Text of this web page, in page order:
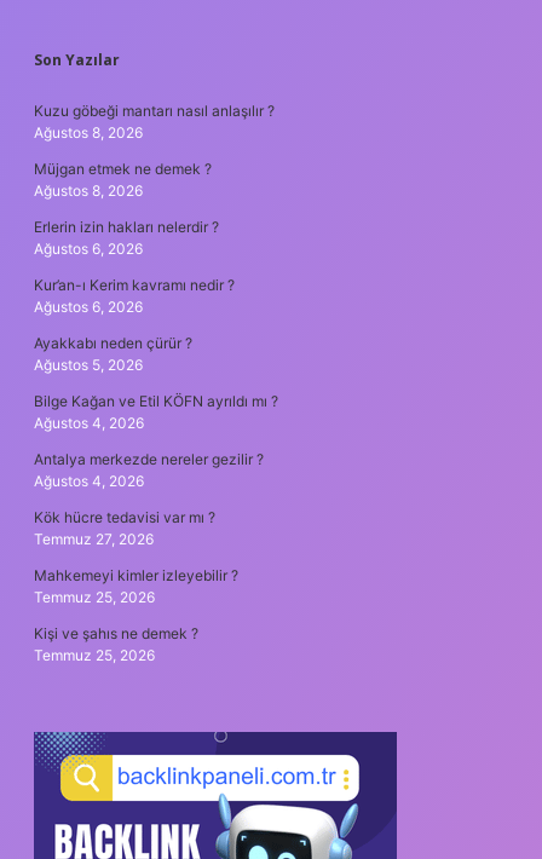
SIDEBAR
Son Yazılar
Kuzu göbeği mantarı nasıl anlaşılır ?
Ağustos 8, 2026
Müjgan etmek ne demek ?
Ağustos 8, 2026
Erlerin izin hakları nelerdir ?
Ağustos 6, 2026
Kur’an-ı Kerim kavramı nedir ?
Ağustos 6, 2026
Ayakkabı neden çürür ?
Ağustos 5, 2026
Bilge Kağan ve Etil KÖFN ayrıldı mı ?
Ağustos 4, 2026
Antalya merkezde nereler gezilir ?
Ağustos 4, 2026
Kök hücre tedavisi var mı ?
Temmuz 27, 2026
Mahkemeyi kimler izleyebilir ?
Temmuz 25, 2026
Kişi ve şahıs ne demek ?
Temmuz 25, 2026